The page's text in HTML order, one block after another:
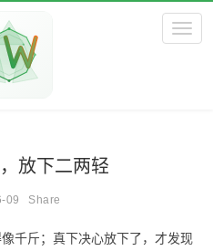
放下二两轻
09 Share
千斤；真下决心放下了，才发现